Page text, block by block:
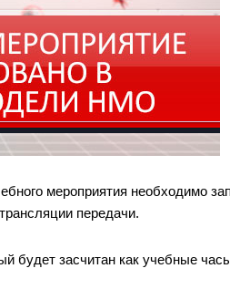
мероприятия необходимо
передачи.
будет засчитан как учебные